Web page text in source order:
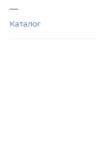
—
Каталог